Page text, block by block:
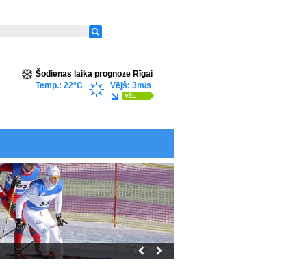
Šodienas laika prognoze Rīgai
Temp.: 22°C
Vējš: 3m/s